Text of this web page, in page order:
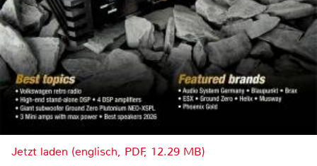
Jetzt laden (englisch, PDF, 12.29 MB)